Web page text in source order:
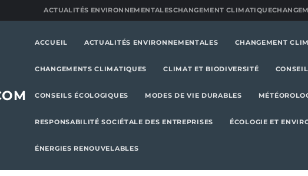
ACTUALITÉS ENVIRONNEMENTALESCHANGEMENT CLIMATIQUE
ACCUEIL ACTUALITÉS ENVIRONNEMENTALES CHANGEMENT
CHANGEMENTS CLIMATIQUES CLIMAT ET BIODIVERSITÉ
CONSEILS ÉCOLOGIQUES MODES DE VIE DURABLES
RESPONSABILITÉ SOCIÉTALE DES ENTREPRISES ÉCOLOGIE ET
ÉNERGIES RENOUVELABLES